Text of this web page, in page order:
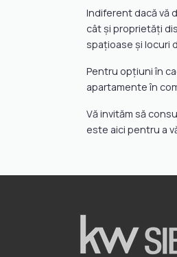
Indiferent dacă vă
cât și proprietăți
spațioase și locuri
Pentru opțiuni în
apartamente în
Vă invităm să
este aici pentru a